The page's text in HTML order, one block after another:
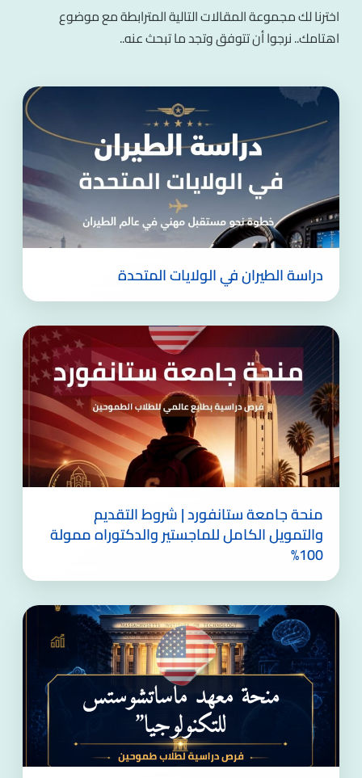
اخترنا لك مجموعة المقالات التالية المترابطة مع موضوع
اهتامك.. نرجوا أن تتوفق وتجد ما تبحث عنه..
دراسة الطيران في الولايات المتحدة
منحة جامعة ستانفورد | شروط التقديم
والتمويل الكامل للماجستير والدكتوراه ممولة
100%